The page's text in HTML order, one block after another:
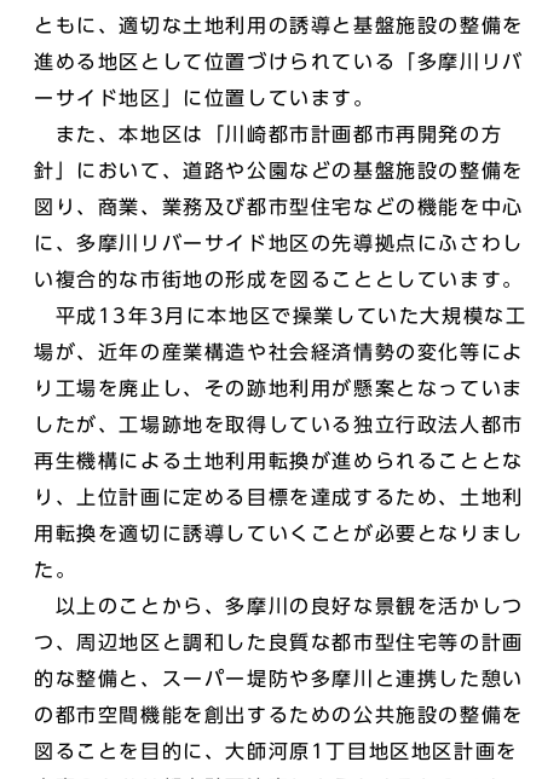
ともに、適切な土地利用の誘導と基盤施設の整備を
進める地区として位置づけられている「多摩川リバ
ーサイド地区」に位置しています。
また、本地区は「川崎都市計画都市再開発の方
針」において、道路や公園などの基盤施設の整備を
図り、商業、業務及び都市型住宅などの機能を中心
に、多摩川リバーサイド地区の先導拠点にふさわし
い複合的な市街地の形成を図ることとしています。
平成13年3月に本地区で操業していた大規模な工
場が、近年の産業構造や社会経済情勢の変化等によ
り工場を廃止し、その跡地利用が懸案となっていま
したが、工場跡地を取得している独立行政法人都市
再生機構による土地利用転換が進められることとな
り、上位計画に定める目標を達成するため、土地利
用転換を適切に誘導していくことが必要となりまし
た。
以上のことから、多摩川の良好な景観を活かしつ
つ、周辺地区と調和した良質な都市型住宅等の計画
的な整備と、スーパー堤防や多摩川と連携した憩い
の都市空間機能を創出するための公共施設の整備を
図ることを目的に、大師河原1丁目地区地区計画を